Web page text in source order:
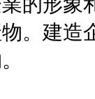
。建造